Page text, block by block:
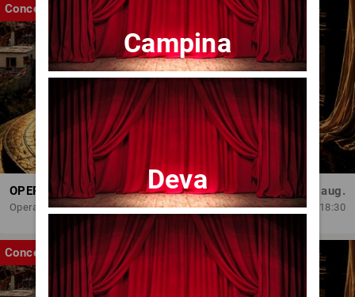
Concert
OPERA BRAȘOV ESTIVAL – ARMONII DE VARĂ - CVINTETUL VOCAL ANATOLY - CONCERT
Opera Brasov
Dum, 30 aug.
18:30
Concert
Campina
Deva